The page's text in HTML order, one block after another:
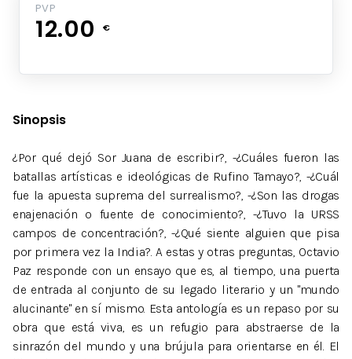
PVP
12.00 €
Sinopsis
¿Por qué dejó Sor Juana de escribir?, -¿Cuáles fueron las
batallas artísticas e ideológicas de Rufino Tamayo?, -¿Cuál
fue la apuesta suprema del surrealismo?, -¿Son las drogas
enajenación o fuente de conocimiento?, -¿Tuvo la URSS
campos de concentración?, -¿Qué siente alguien que pisa
por primera vez la India?. A estas y otras preguntas, Octavio
Paz responde con un ensayo que es, al tiempo, una puerta
de entrada al conjunto de su legado literario y un "mundo
alucinante" en sí mismo. Esta antología es un repaso por su
obra que está viva, es un refugio para abstraerse de la
sinrazón del mundo y una brújula para orientarse en él. El